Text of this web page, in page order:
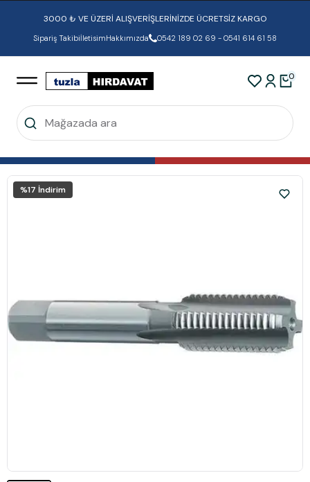
3000 ₺ VE ÜZERİ ALIŞVERİŞLERİNİZDE ÜCRETSİZ KARGO
Sipariş TakibiİletisimHakkımızda 0542 189 02 69 - 0541 614 61 58
0
%17 İndirim